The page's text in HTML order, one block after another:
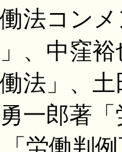
法コン
、中窪
法」、
一郎著